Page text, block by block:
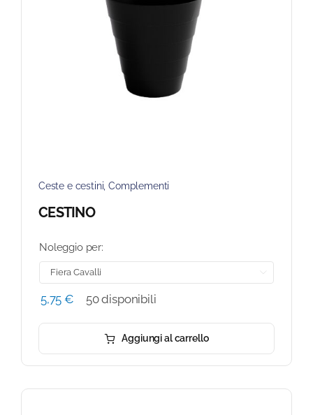
Ceste e cestini ,Complementi
CESTINO
Noleggio per:
5,75€ 50 disponibili
Aggiungi al carrello